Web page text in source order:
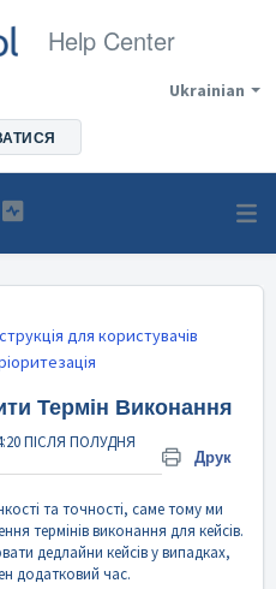
Help Center
Ukrainian
для користувачів
Термін Виконання
Друк
ПІСЛЯ ПОЛУДНЯ
та точності, саме тому ми
термінів виконання для кейсів.
дедлайни кейсів у випадках,
додатковий час.